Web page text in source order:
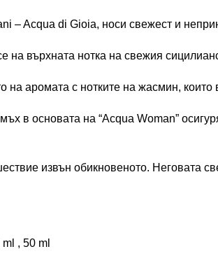
– Acqua di Gioia, носи свежест и
върхната нотка на свежия
аромата с нотките на жасмин, които
в основата на “Acqua Woman”
извън обикновеното. Неговата
, 50 ml